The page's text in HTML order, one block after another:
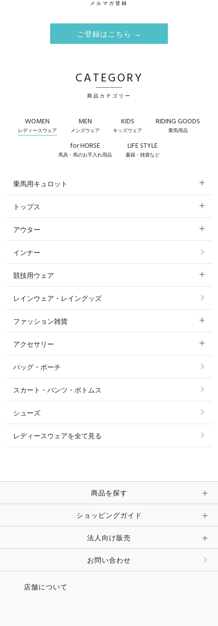
メルマガ登録
ご登録はこちら →
CATEGORY
商品カテゴリー
WOMEN
レディースウェア
MEN
メンズウェア
KIDS
キッズウェア
RIDING GOODS
乗馬用品
for HORSE
馬具・馬のお手入れ用品
LIFE STYLE
書籍・雑貨など
乗馬用キュロット
すべてのキュロット
フルグリップ・尻革 キュロット
ニーグリップ・膝革 キュロット
トップス
すべてのトップス
ポロシャツ
カットソー・Tシャツ・タンクトップ
パーカー・トレーナー・スウェット
ニット・セーター
シャツ・ブラウス・ワンピース
アウター
すべてのアウター
コート
ジャケット・ブルゾン
その他 アウター
インナー
競技用ウェア
すべての競技用ウェア
ショージャケット
ショーシャツ
レインウェア・レイングッズ
ファッション雑貨
すべてのファッション雑貨
ソックス
ベルト
マフラー・スカーフ・ストール・スヌード
時計・財布・キーケース・革小物
キーホルダー・チャーム・ストラップ
アクセサリー
すべてのアクセサリー
リング
ピアス・イヤリング
ピン・ブローチ・コサージュ
その他 アクセサリー
バッグ・ポーチ
スカート・パンツ・ボトムス
シューズ
レディースウェアを全て見る
商品を探す
ショッピングガイド
法人向け販売
お問い合わせ
店舗について